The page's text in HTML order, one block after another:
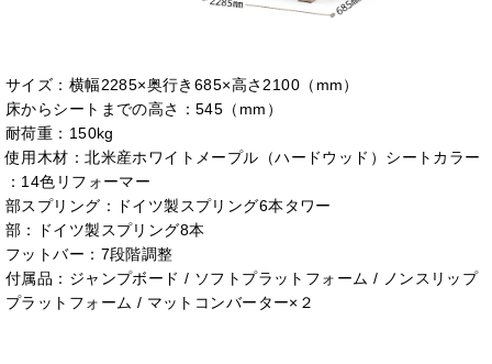
サイズ：横幅2285×奥行き685×高さ2100（mm）
床からシートまでの高さ：545（mm）
耐荷重：150kg
使用木材：北米産ホワイトメープル（ハードウッド）シートカラー
：14色リフォーマー
部スプリング：ドイツ製スプリング6本タワー
部：ドイツ製スプリング8本
フットバー：7段階調整
付属品：ジャンプボード / ソフトプラットフォーム / ノンスリップ
プラットフォーム / マットコンバーター×２